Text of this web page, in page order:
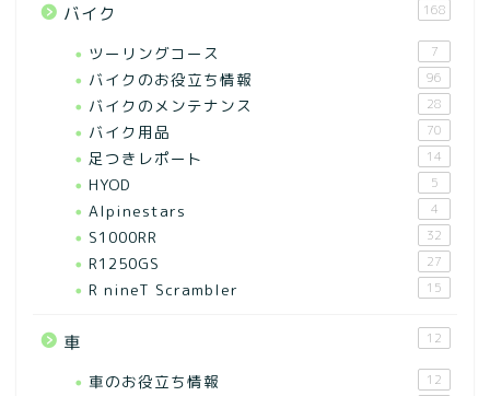
バイク 168
ツーリングコース 7
バイクのお役立ち情報 96
バイクのメンテナンス 28
バイク用品 70
足つきレポート 14
HYOD 5
Alpinestars 4
S1000RR 32
R1250GS 27
R nineT Scrambler 15
車 12
車のお役立ち情報 12